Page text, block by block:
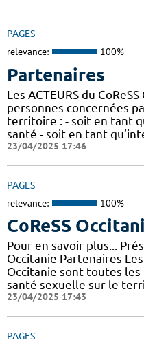
PAGES
relevance: 100%
Partenaires
Les ACTEURS du
personnes concernées
territoire : - soit en tant
santé - soit en tant
23/04/2025 17:46
PAGES
relevance: 100%
CoReSS
Pour en savoir plus...
Occitanie Partenaires Les
Occitanie sont toutes
santé sexuelle sur le
23/04/2025 17:43
PAGES